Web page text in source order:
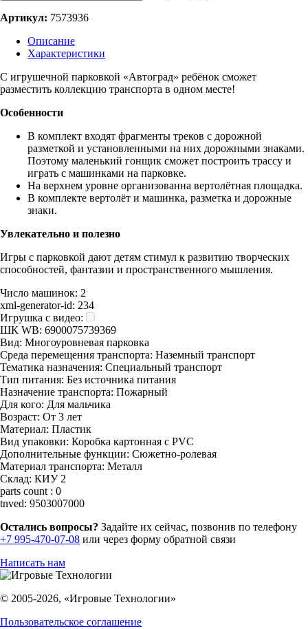
Артикул: 7573936
Описание
Характеристики
С игрушечной парковкой «Автоград» ребёнок сможет
разместить коллекцию транспорта в одном месте!
Особенности
В комплект входят фрагменты треков с дорожной
разметкой и установленными на них дорожными знаками.
Поэтому маленький гонщик сможет построить трассу и
играть с машинками на парковке.
На верхнем уровне организованна вертолётная площадка.
В комплекте вертолёт и машинка, разметка и дорожные
знаки.
Увлекательно и полезно
Игры с парковкой дают детям стимул к развитию творческих
способностей, фантазии и пространственного мышления.
Число машинок: 2
xml-generator-id: 234
Игрушка с видео:
ШК WB: 6900075739369
Вид: Многоуровневая парковка
Среда перемещения транспорта: Наземный транспорт
Тематика назначения: Специальный транспорт
Тип питания: Без источника питания
Назначение транспорта: Пожарный
Для кого: Для мальчика
Возраст: От 3 лет
Материал: Пластик
Вид упаковки: Коробка картонная с PVC
Дополнительные функции: Сюжетно-ролевая
Материал транспорта: Металл
Склад: КИУ 2
parts count : 0
tnved: 9503007000
Остались вопросы? Задайте их сейчас, позвонив по телефону
+7 995-470-07-08 или через форму обратной связи
Написать нам
© 2005-2026, «Игровые Технологии»
Пользовательское соглашение